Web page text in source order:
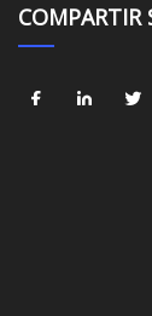
COMPARTIR